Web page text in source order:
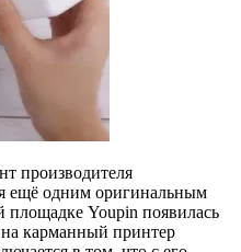
производителя
ещё одним оригинальным
площадке Youpin появилась
карманный принтер